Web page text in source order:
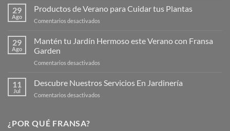
Nueva
de
29
Ago
Productos de Verano para Cuidar tus Plantas
Comentarios desactivados
de
Plantas
29
Ago
Mantén tu Jardín Hermoso este Verano con Fransa
Garden
Comentarios desactivados
tu
11
Jul
Descubre Nuestros Servicios En Jardinería
Comentarios desactivados
¿POR QUÉ FRANSA?